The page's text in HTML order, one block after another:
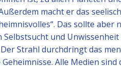
macht er das
Das sollte
Selbstsucht und
Strahl durchdringt das
Geheimnisse. Alle Medien